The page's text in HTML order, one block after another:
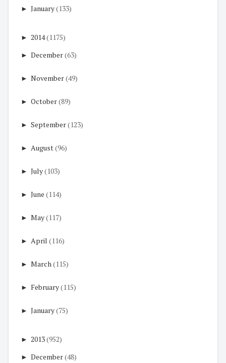
► January(133)
► 2014(1175)
► December(63)
► November(49)
► October(89)
► September(123)
► August(96)
► July(103)
► June (114)
► May(117)
► April (116)
► March(115)
► February(115)
► January(75)
► 2013(952)
► December(48)